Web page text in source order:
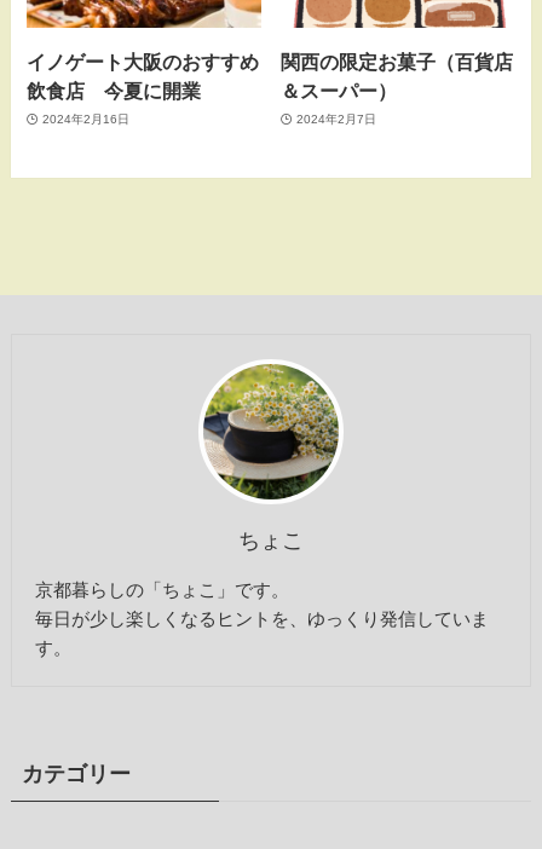
イノゲート大阪のおすすめ
飲食店 今夏に開業
2024年2月16日
関西の限定お菓子（百貨店
＆スーパー）
2024年2月7日
ちょこ
京都暮らしの「ちょこ」です。
毎日が少し楽しくなるヒントを、ゆっくり発信していま
す。
カテゴリー